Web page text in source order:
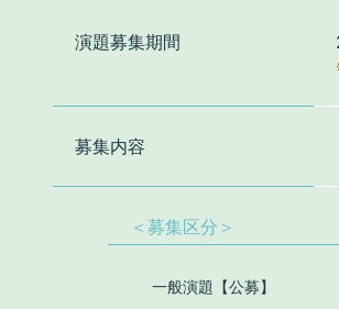
演題募集期間
募集内容
＜募集区分＞
一般演題【公募】